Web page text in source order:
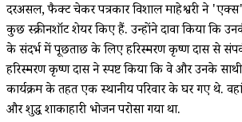
दरअसल, फैक्ट चेकर पत्रकार विशाल माहेश्वरी ने
कुछ स्क्रीनशॉट शेयर किए हैं. उन्होंने दावा किया कि
के संदर्भ में पूछताछ के लिए हरिस्मरण कृष्ण दास से
हरिस्मरण कृष्ण दास ने स्पष्ट किया कि वे और उनके
कार्यक्रम के तहत एक स्थानीय परिवार के घर गए थे.
और शुद्ध शाकाहारी भोजन परोसा गया था.